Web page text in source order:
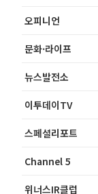
오피니언
문화·라이프
뉴스발전소
이투데이TV
스페셜리포트
Channel 5
위너스IR클럽